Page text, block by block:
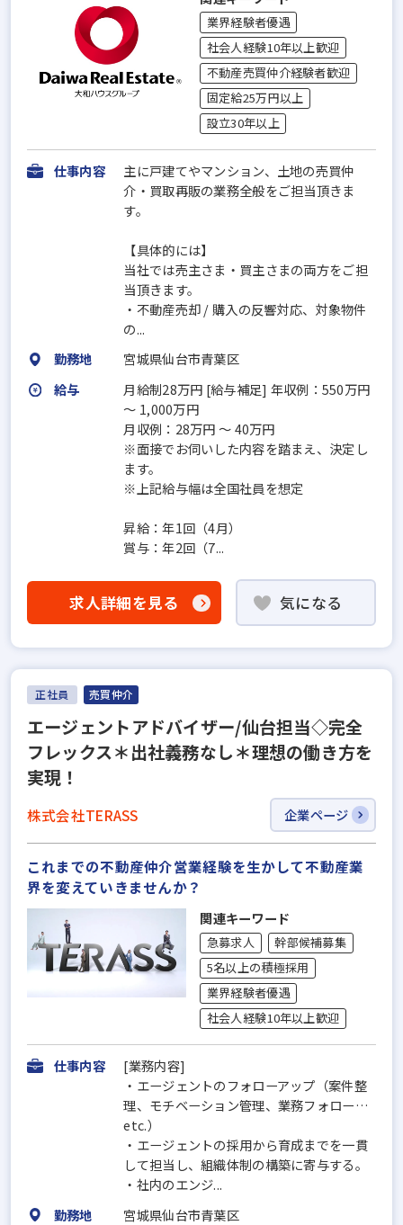
業界経験者優遇
社会人経験10年以上歓迎
不動産売買仲介経験者歓迎
固定給25万円以上
設立30年以上
仕事内容
主に戸建てやマンション、土地の売買仲
介・買取再販の業務全般をご担当頂きま
す。
【具体的には】
当社では売主さま・買主さまの両方をご担
当頂きます。
・不動産売却 / 購入の反響対応、対象物件
の...
勤務地
宮城県仙台市青葉区
給与
月給制28万円 [給与補足] 年収例：550万円
～ 1,000万円
月収例：28万円 ～ 40万円
※面接でお伺いした内容を踏まえ、決定し
ます。
※上記給与幅は全国社員を想定
昇給：年1回（4月）
賞与：年2回（7...
求人詳細を見る 気になる
正社員 売買仲介
エージェントアドバイザー/仙台担当◇完全
フレックス＊出社義務なし＊理想の働き方を
実現！
株式会社TERASS 企業ページ
これまでの不動産仲介営業経験を生かして不動産業
界を変えていきませんか？
関連キーワード
急募求人
幹部候補募集
5名以上の積極採用
業界経験者優遇
社会人経験10年以上歓迎
仕事内容
[業務内容]
・エージェントのフォローアップ（案件整
理、モチベーション管理、業務フォロー…
etc.）
・エージェントの採用から育成までを一貫
して担当し、組織体制の構築に寄与する。
・社内のエンジ...
勤務地
宮城県仙台市青葉区